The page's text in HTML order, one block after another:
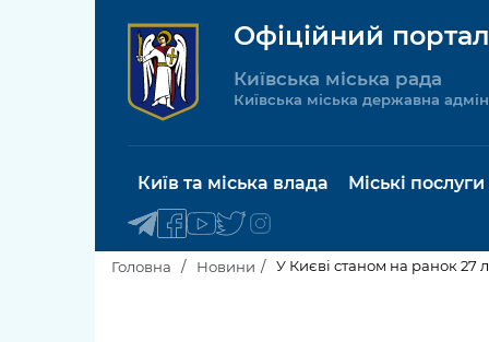
Офіційний
Київська міська рада
Київська міська державна
Київ та міська влада Міські послуги
Головна Новини У Києві станом на ранок 27